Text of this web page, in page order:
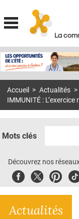
La
MON COMPTE
S'ABONNER À LA REVUE
DOSSIERS
E-REVUE SAD
L'APP
Accueil > Actualités >
IMMUNITÉ :
Mots clés
Découvrez nos
FacebookTwitter
Actualités